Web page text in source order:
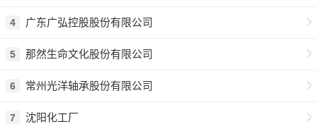
4 广东广弘控股股份有限公司
5 那然生命文化股份有限公司
6 常州光洋轴承股份有限公司
7 沈阳化工厂